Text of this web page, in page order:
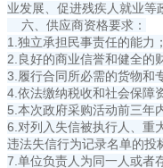
业发展、促进残疾人就业等
六、供应商资格要求：
1.独立承担民事责任的能力；
2.良好的商业信誉和健全的
3.履行合同所必需的货物和
4.依法缴纳税收和社会保障
5.本次政府采购活动前三年
6.对列入失信被执行人、重
违法失信行为记录名单的投
7.单位负责人为同一人或者